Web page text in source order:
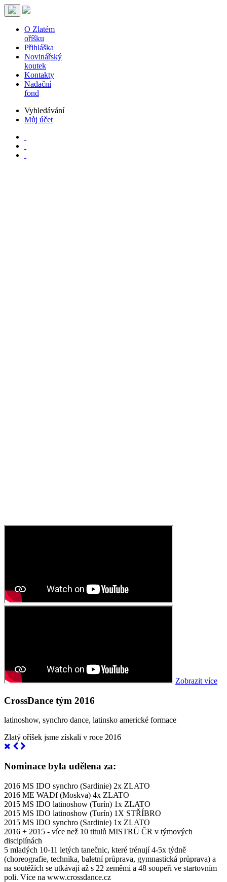
O Zlatém
oříšku
Přihláška
Novinářský
koutek
Kontakty
Nadační
fond
Vyhledávání
Můj účet
Zobrazit více
CrossDance tým 2016
latinoshow, synchro dance, latinsko americké formace
Zlatý oříšek jsme získali v roce 2016
Nominace byla udělena za:
2016 MS IDO synchro (Sardinie) 2x ZLATO
2016 ME WADf (Moskva) 4x ZLATO
2015 MS IDO latinoshow (Turín) 1x ZLATO
2015 MS IDO latinoshow (Turín) 1X STŘÍBRO
2015 MS IDO synchro (Sardinie) 1x ZLATO
2016 + 2015 - více než 10 titulů MISTRŮ ČR v týmových
disciplínách
5 mladých 10-11 letých tanečnic, které trénují 4-5x týdně
(choreografie, technika, baletní průprava, gymnastická průprava) a
na soutěžích se utkávají až s 22 zeměmi a 48 soupeři ve startovním
poli. Více na www.crossdance.cz